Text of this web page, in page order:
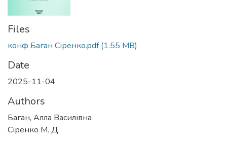
Files
конф Баган Сіренко.pdf(1.55 MB)
Date
2025-11-04
Authors
Баган, Алла Василівна
Сіренко М. Д.